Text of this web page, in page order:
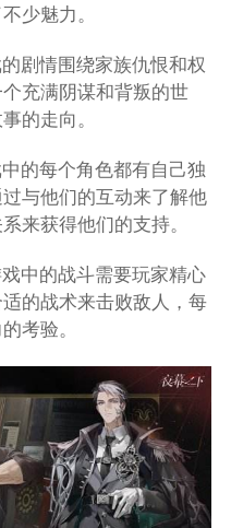
少魅力。
剧情围绕家族仇恨和权
充满阴谋和背叛的世
的走向。
的每个角色都有自己独
与他们的互动来了解他
来获得他们的支持。
中的战斗需要玩家精心
的战术来击败敌人，每
考验。